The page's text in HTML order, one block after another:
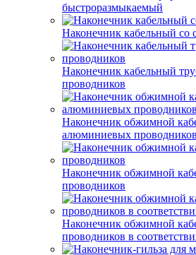
быстроразмыкаемый
Наконечник кабельный со
Наконечник кабельный
проводников
Наконечник обжимной
алюминиевых проводников
Наконечник обжимной
проводников
Наконечник обжимной
проводников в